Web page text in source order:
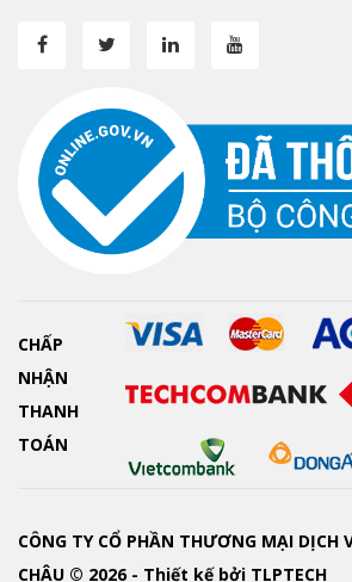
CHẤP
NHẬN
THANH
TOÁN
CÔNG TY CỔ PHẦN THƯƠNG MẠI DỊCH
CHÂU © 2026 - Thiết kế bởi TLPTECH